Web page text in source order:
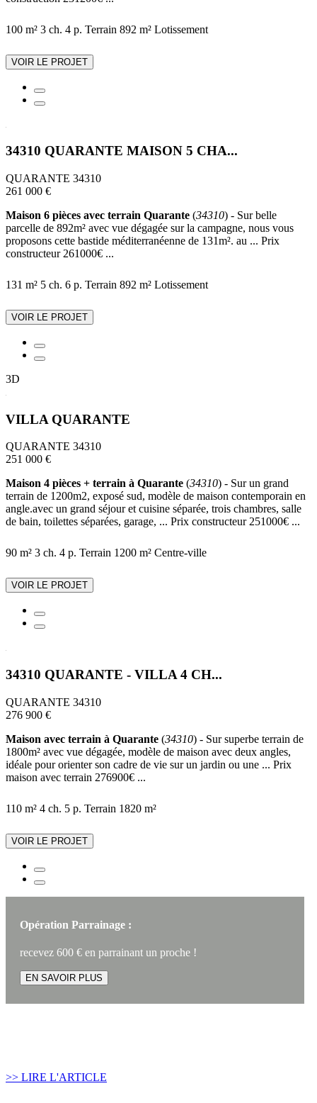
100 m² 3 ch. 4 p. Terrain 892 m² Lotissement
VOIR LE PROJET
34310 QUARANTE MAISON 5 CHA...
QUARANTE 34310
261 000 €
Maison 6 pièces avec terrain Quarante (34310) - Sur belle
parcelle de 892m² avec vue dégagée sur la campagne, nous vous
proposons cette bastide méditerranéenne de 131m². au ... Prix
constructeur 261000€ ...
131 m² 5 ch. 6 p. Terrain 892 m² Lotissement
VOIR LE PROJET
3D
VILLA QUARANTE
QUARANTE 34310
251 000 €
Maison 4 pièces + terrain à Quarante (34310) - Sur un grand
terrain de 1200m2, exposé sud, modèle de maison contemporain en
angle.avec un grand séjour et cuisine séparée, trois chambres, salle
de bain, toilettes séparées, garage, ... Prix constructeur 251000€ ...
90 m² 3 ch. 4 p. Terrain 1200 m² Centre-ville
VOIR LE PROJET
34310 QUARANTE - VILLA 4 CH...
QUARANTE 34310
276 900 €
Maison avec terrain à Quarante (34310) - Sur superbe terrain de
1800m² avec vue dégagée, modèle de maison avec deux angles,
idéale pour orienter son cadre de vie sur un jardin ou une ... Prix
maison avec terrain 276900€ ...
110 m² 4 ch. 5 p. Terrain 1820 m²
VOIR LE PROJET
Opération Parrainage :
recevez 600 € en parrainant un proche !
EN SAVOIR PLUS
>> LIRE L'ARTICLE